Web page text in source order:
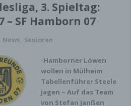
3. Spieltag:
– SF Hamborn 07
News, Senioren
-Hamborner Löwen
wollen in Mülheim
Tabellenführer Steele
jagen – Auf das Team
von Stefan Janßen